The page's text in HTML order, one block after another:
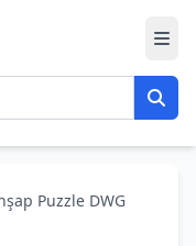
Puzzle DWG